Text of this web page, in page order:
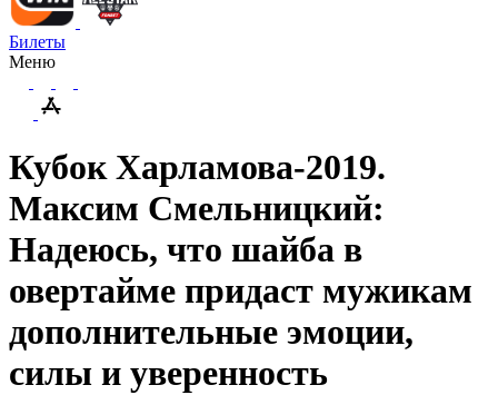
Билеты
Меню
Кубок Харламова-2019.
Максим Смельницкий:
Надеюсь, что шайба в
овертайме придаст мужикам
дополнительные эмоции,
силы и уверенность